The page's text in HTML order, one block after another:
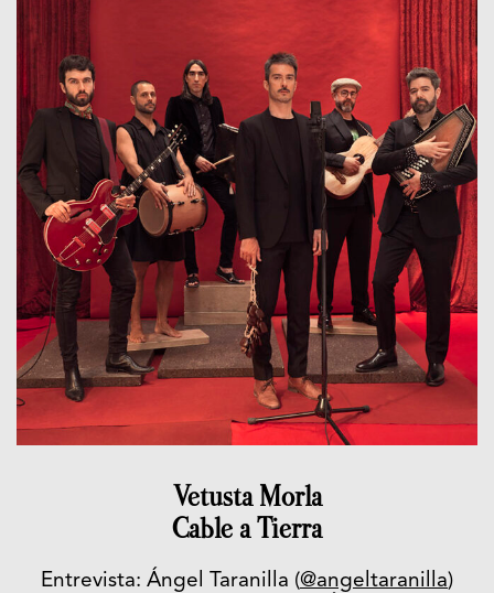
Vetusta Morla
Cable a Tierra
Entrevista: Ángel Taranilla (@angeltaranilla)